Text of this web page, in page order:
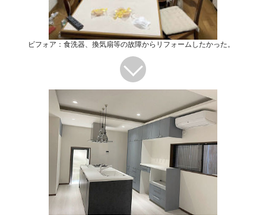
ビフォア：食洗器、換気扇等の故障からリフォームしたかった。